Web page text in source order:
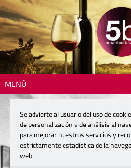
MENÚ
Se advierte al usuario del uso de
de personalización y de análisis al
para mejorar nuestros servicios y
estrictamente estadística de la
web.